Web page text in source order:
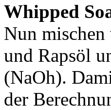
Whipped
Nun
und Rapsöl
(NaOh).
der